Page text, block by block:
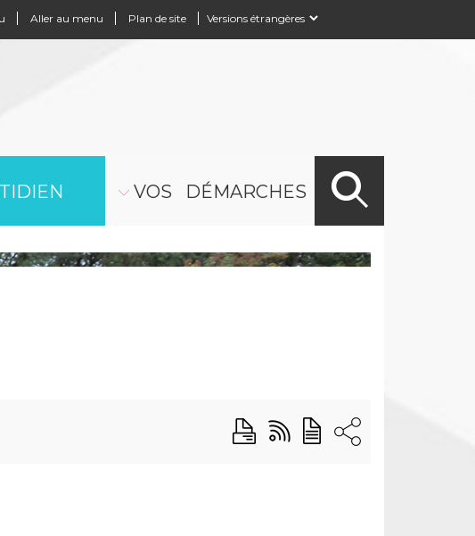
Powered by Translate
Aller au menu Plan de site
VOS DÉMARCHES